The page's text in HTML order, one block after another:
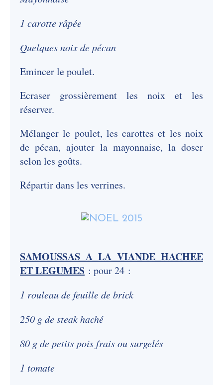
1 carotte râpée
Quelques noix de pécan
Emincer le poulet.
Ecraser grossièrement les noix et les
réserver.
Mélanger le poulet, les carottes et les noix
de pécan, ajouter la mayonnaise, la doser
selon les goûts.
Répartir dans les verrines.
SAMOUSSAS A LA VIANDE HACHEE
ET LEGUMES : pour 24 :
1 rouleau de feuille de brick
250 g de steak haché
80 g de petits pois frais ou surgelés
1 tomate